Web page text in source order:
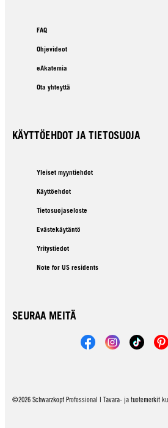
FAQ
Ohjevideot
eAkatemia
Ota yhteyttä
KÄYTTÖEHDOT JA TIETOSUOJA
Yleiset myyntiehdot
Käyttöehdot
Tietosuojaseloste
Evästekäytäntö
Yritystiedot
Note for US residents
SEURAA MEITÄ
©2026 Schwarzkopf Professional | Tavara- ja tuotemerkit